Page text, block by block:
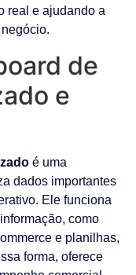
real e ajudando a
de
e
é uma
dados importantes
Ele funciona
como
e planilhas,
forma, oferece